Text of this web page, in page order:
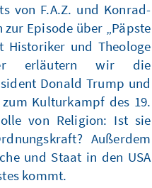
von F.A.Z. und Konrad-
Episode über „Päpste
Historiker und Theologe
erläutern wir die
Donald Trump und
Kulturkampf des 19.
von Religion: Ist sie
Außerdem
und Staat in den USA
kommt.